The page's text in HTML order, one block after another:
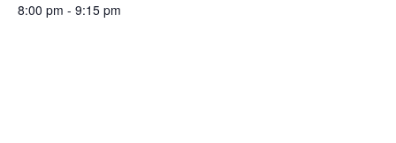
8:00 pm - 9:15 pm